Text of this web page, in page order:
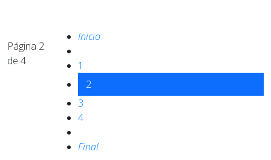
Página 2
de 4
Inicio
1
2
3
4
Final